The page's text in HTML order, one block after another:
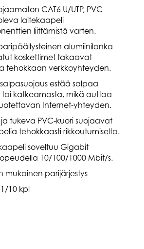
CAT6 U/UTP, PVC-
laitekaapeli
liittämistä varten.
alumiinilanka
koskettimet takaavat
tehokkaan verkkoyhteyden.
estää salpaa
katkeamasta, mikä auttaa
Internet-yhteyden.
ja tukeva PVC-kuori suojaavat
tehokkaasti rikkoutumiselta.
soveltuu Gigabit
10/100/1000 Mbit/s.
mukainen parijärjestys
10 kpl